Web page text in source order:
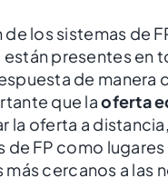
los sistemas de
presentes en
de manera
que laoferta
la oferta a
de FP como
cercanos a las